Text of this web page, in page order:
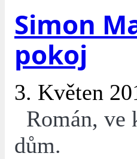
Simon
pokoj
3. Květen
Román, ve
dům.